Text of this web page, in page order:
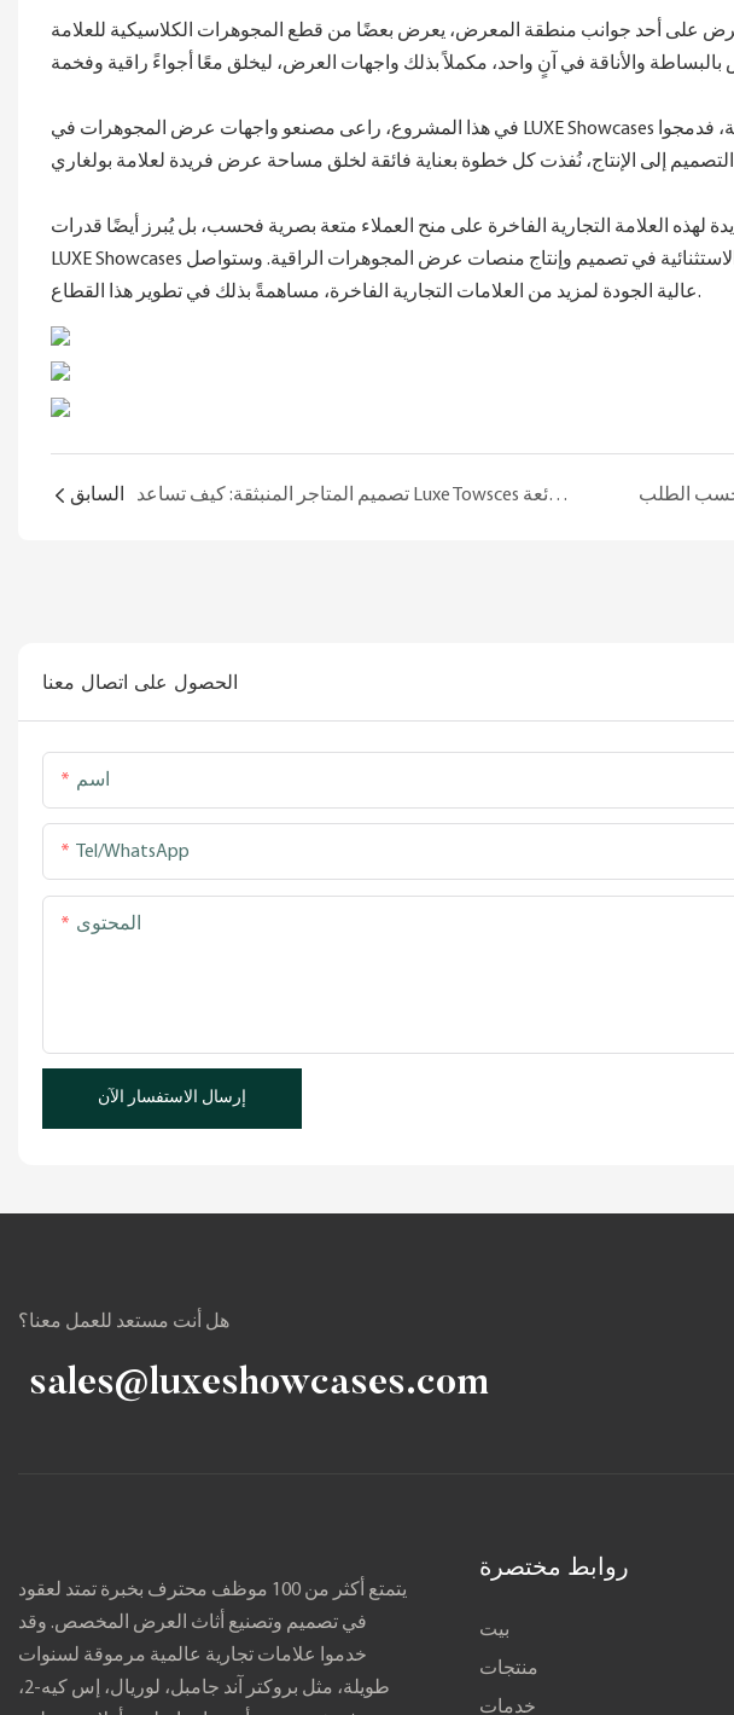
على أحد جوانب منطقة المعرض، يعرض بعضًا من قطع المجوهرات الكلاسيكية للعلامة
في هذا المشروع، راعى مصنعو واجهات عرض المجوهرات في LUXE Showcases صورة العلامة التجارية وخصائص منتجاتها بدقة متناهية، فدمجوا
العلامة التجارية الفاخرة على منح العملاء متعة بصرية فحسب، بل يُبرز أيضًا قدرات
LUXE Showcases الاستثنائية في تصميم وإنتاج منصات عرض المجوهرات الراقية. وستواصل LUXE Showcases في المستقبل تقديم حلول عرض
عالية الجودة لمزيد من العلامات التجارية الفاخرة، مساهمةً بذلك في تطوير هذا القطاع.
السابق تصميم المتاجر المنبثقة: كيف تساعد Luxe Towsces العلامات التجارية المتطورة على إنشاء مساحات تجزئة رائعة
الحصول على اتصال معنا
اسم
Tel/WhatsApp
المحتوى
إرسال الاستفسار الآن
هل أنت مستعد للعمل معنا؟
sales@luxeshowcases.com
يتمتع أكثر من 100 موظف محترف بخبرة تمتد لعقود
في تصميم وتصنيع أثاث العرض المخصص. وقد
خدموا علامات تجارية عالمية مرموقة لسنوات
طويلة، مثل بروكتر آند جامبل، لوريال، إس كيه-2،
روابط مختصرة
بيت
منتجات
خدمات